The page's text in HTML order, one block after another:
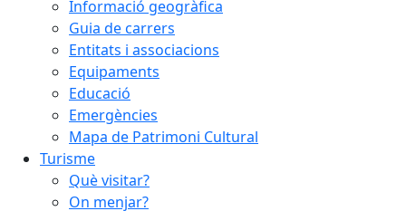
Informació geogràfica
Guia de carrers
Entitats i associacions
Equipaments
Educació
Emergències
Mapa de Patrimoni Cultural
Turisme
Què visitar?
On menjar?